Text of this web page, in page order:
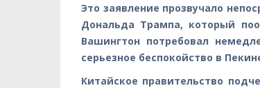
Это заявление прозвучало
Дональда Трампа, который
Вашингтон потребовал
серьезное беспокойство в
Китайское правительство